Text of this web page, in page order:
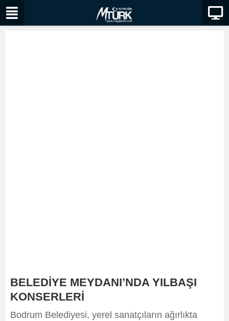
BELEDİYE MEYDANI’NDA YILBAŞI
KONSERLERİ
Bodrum Belediyesi, yerel sanatçıların ağırlıkta